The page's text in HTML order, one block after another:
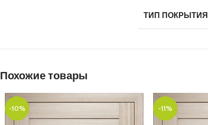
ТИП ПОКРЫТИЯ
Похожие товары
-10% -11%